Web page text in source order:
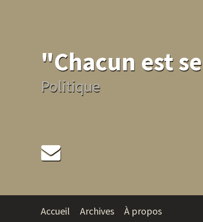
"Chacun est
Politique
Accueil Archives À propos